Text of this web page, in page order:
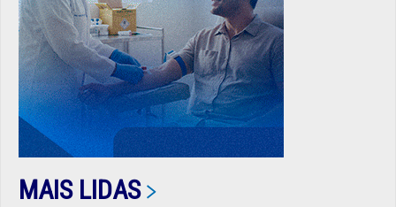
MAIS LIDAS